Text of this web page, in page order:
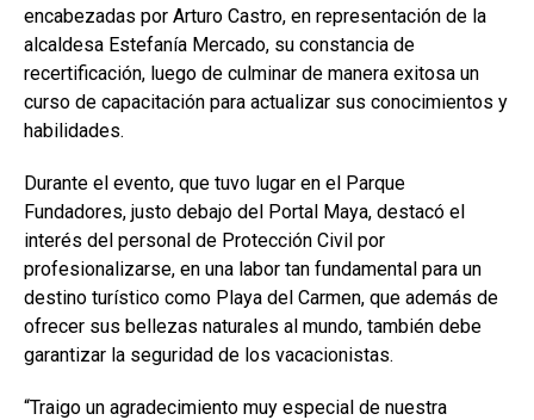
encabezadas por Arturo Castro, en representación de la
alcaldesa Estefanía Mercado, su constancia de
recertificación, luego de culminar de manera exitosa un
curso de capacitación para actualizar sus conocimientos y
habilidades.
Durante el evento, que tuvo lugar en el Parque
Fundadores, justo debajo del Portal Maya, destacó el
interés del personal de Protección Civil por
profesionalizarse, en una labor tan fundamental para un
destino turístico como Playa del Carmen, que además de
ofrecer sus bellezas naturales al mundo, también debe
garantizar la seguridad de los vacacionistas.
“Traigo un agradecimiento muy especial de nuestra